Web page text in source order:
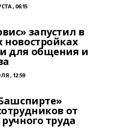
, 06:15
запустил в
для общения и
, 12:59
от
труда